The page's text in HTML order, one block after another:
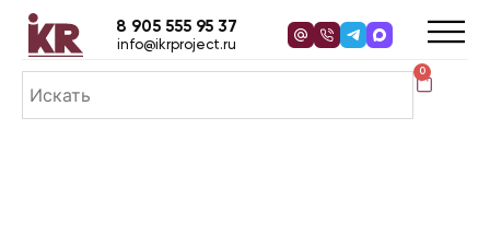
0
8 905 555 95 37
info@ikrproject.ru